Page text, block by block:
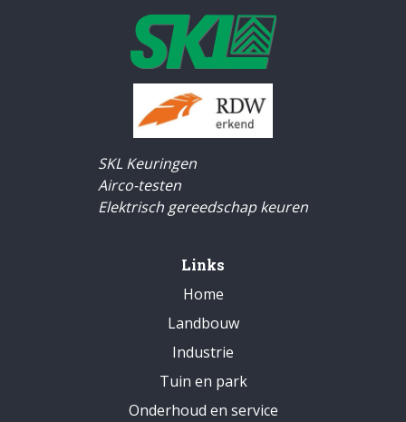
SKL Keuringen
Airco-testen
Elektrisch gereedschap keuren
Links
Home
Landbouw
Industrie
Tuin en park
Onderhoud en service